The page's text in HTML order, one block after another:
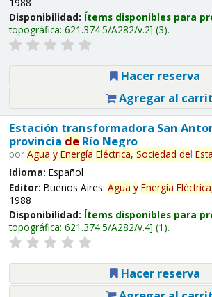
Disponibilidad: Ítems disponibles para
topográfica: 621.374.5/A282/v.2 (3).
Hacer reserva
Agregar al
Estación transformadora San
provincia deRío Negro
por Agua y Energía Eléctrica, Sociedad del
Idioma: Español
Editor: Buenos Aires: Agua y Energía
1988
Disponibilidad: Ítems disponibles para
topográfica: 621.374.5/A282/v.4 (1).
Hacer reserva